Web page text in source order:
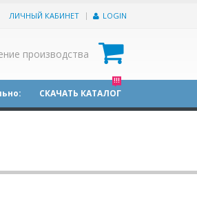
ЛИЧНЫЙ КАБИНЕТ LOGIN
производства
СКАЧАТЬ КАТАЛОГ
!!!